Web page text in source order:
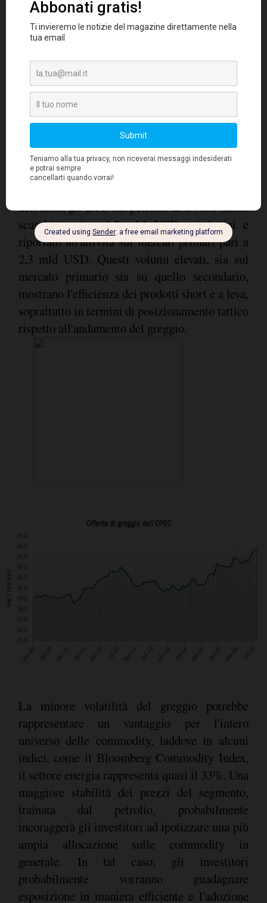
Negli ultimi due anni, gli
Boostche coprono il trading europeo sui
saliti, raggiungendo una posizione leader sul
mercato. Mentre nel 2015, in Europa
occupavano una quota di mercato del 54%,
quest'anno hanno toccato quasi quota 66%. In
realtà, durante i periodi in cui è stato registrato
il maggior volume di negoziazioni, ossia tra
maggio e giugno, la quota di mercato di Boost
dell'anno, gli ETC sul petrolio di Boost, hanno
scambiato oltre6,5 mld USDsui listini e
riportato un'attività sui mercati primari pari a
2,3 mld USD. Questi volumi elevati, sia sul
mercato primario sia su quello secondario,
mostrano l'efficienza dei prodotti short e a leva,
soprattutto in termini di posizionamento tattico
rispetto all'andamento del greggio.
La minore volatilità del greggio potrebbe
rappresentare un vantaggio per l'intero
universo delle commodity, laddove in alcuni
indici, come il Bloomberg Commodity Index,
il settore energia rappresenta quasi il 33%. Una
maggiore stabilità dei prezzi del segmento,
trainata dal petrolio, probabilmente
incoraggerà gli investitori ad ipotizzare una più
ampia allocazione sulle commodity in
generale. In tal caso, gli investitori
probabilmente vorranno guadagnare
esposizione in maniera efficiente e l'adozione